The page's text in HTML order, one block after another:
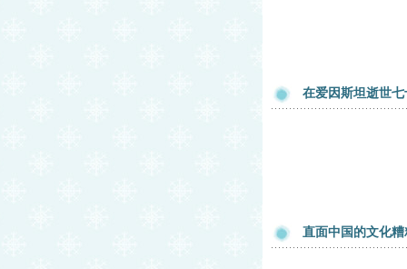
在爱因斯坦逝世
直面中国的文化糟